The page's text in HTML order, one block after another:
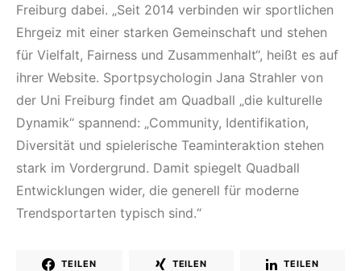
Freiburg dabei. „Seit 2014 verbinden wir sportlichen
Ehrgeiz mit einer starken Gemeinschaft und stehen
für Vielfalt, Fairness und Zusammenhalt“, heißt es auf
ihrer Website. Sportpsychologin Jana Strahler von
der Uni Freiburg findet am Quadball „die kulturelle
Dynamik“ spannend: „Community, Identifikation,
Diversität und spielerische Teaminteraktion stehen
stark im Vordergrund. Damit spiegelt Quadball
Entwicklungen wider, die generell für moderne
Trendsportarten typisch sind.“
TEILEN TEILEN TEILEN